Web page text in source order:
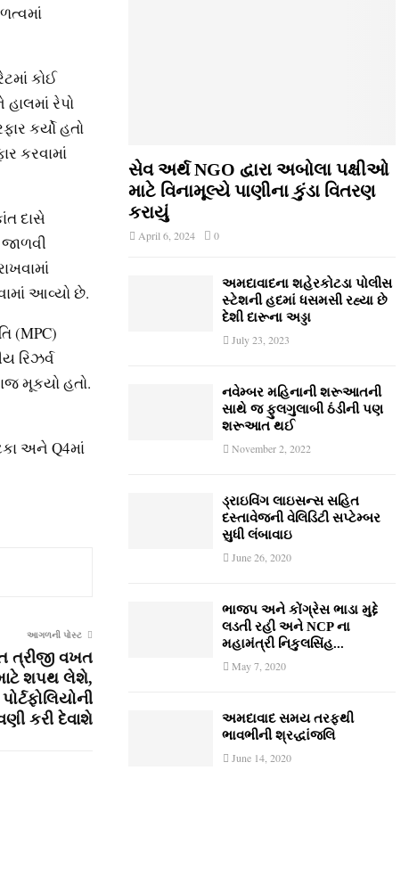
કોઈ
રેપો
કર્યો હતો
કરવામાં
દાસે
આવ્‍યો છે.
(MPC)
રિઝર્વ
મૂકયો હતો.
અને Q4માં
આગળની પોસ્ટ
ત્રીજી વખત
શપથ લેશે,
કરી દેવાશે
સેવ અર્થ NGO દ્વારા અબોલા પક્ષીઓ
માટે વિનામૂલ્યે પાણીના કુંડા વિતરણ
કરાયું
April 6, 2024 0
અમદાવાદના શહેરકોટડા પોલીસ
સ્ટેશની હદમાં ધસમસી રહ્યા છે
દેશી દારૂના અડ્ડા
July 23, 2023
નવેમ્‍બર મહિનાની શરૂઆતની
સાથે જ ફુલગુલાબી ઠંડીની પણ
શરૂઆત થઈ
November 2, 2022
ડ્રાઇવિંગ લાઇસન્સ સહિત
દસ્તાવેજની વેલિડિટી સપ્ટેમ્બર
સુધી લંબાવાઇ
June 26, 2020
ભાજપ અને કોંગ્રેસ ભાડા મુદ્દે
લડતી રહી અને NCP ના
મહામંત્રી નિકુલસિંહ...
May 7, 2020
અમદાવાદ સમય તરફથી
ભાવભીની શ્રદ્ધાંજલિ
June 14, 2020